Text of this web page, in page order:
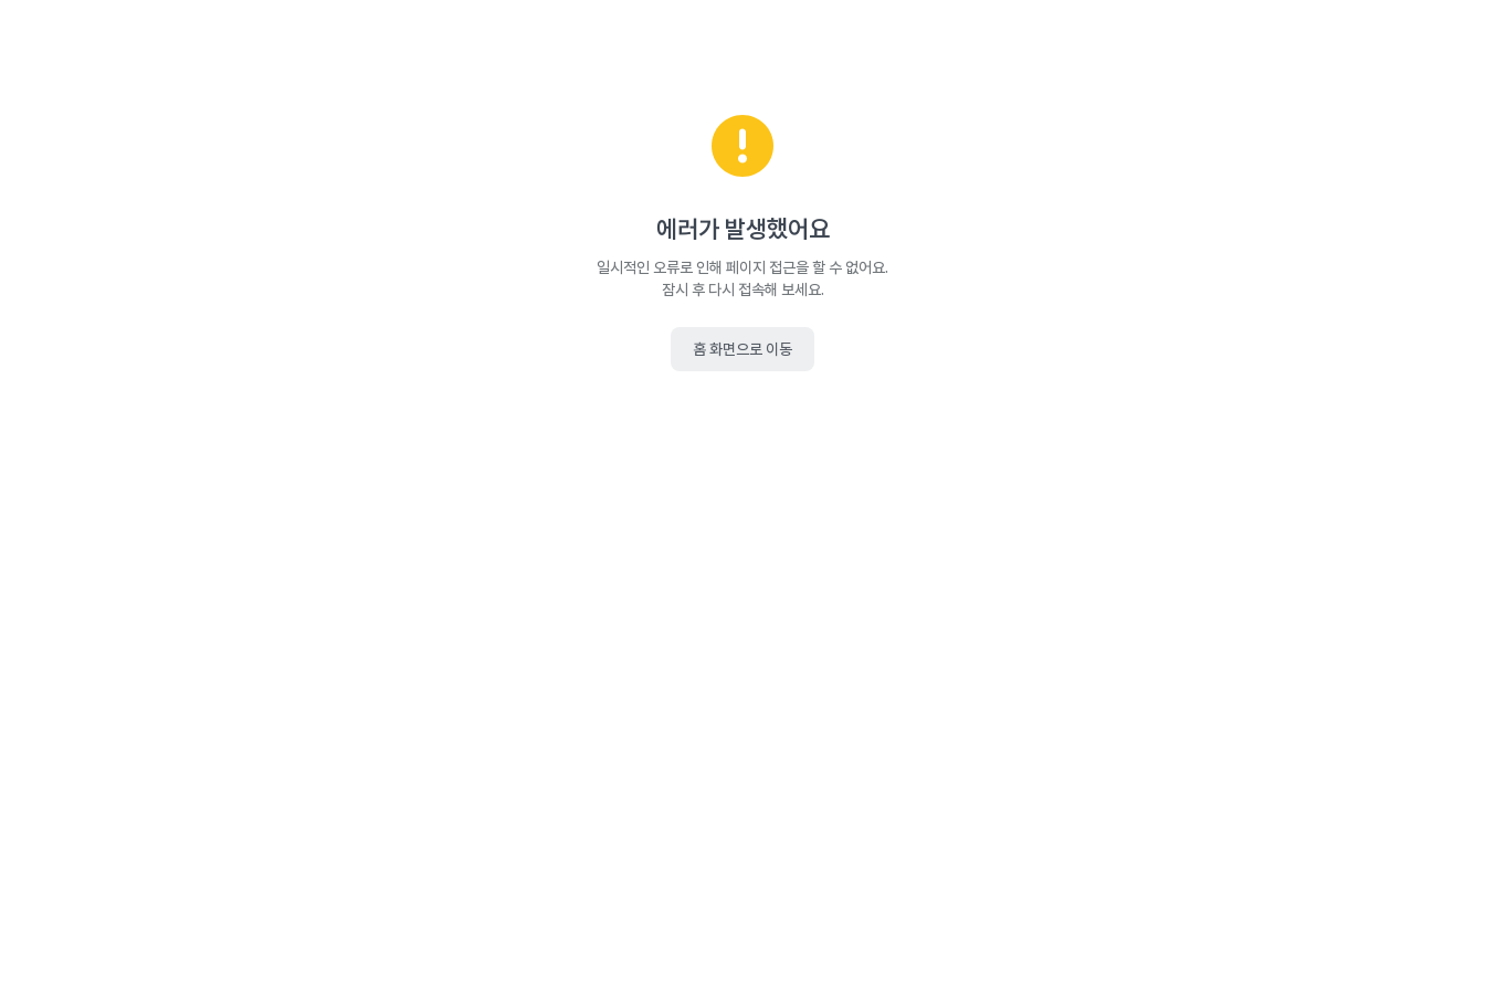
에러가 발생했어요
일시적인 오류로 인해 페이지 접근을 할 수 없어요.
잠시 후 다시 접속해 보세요.
홈 화면으로 이동